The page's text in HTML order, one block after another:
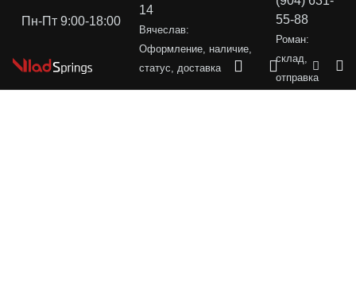
Пн-Пт 9:00-18:00
14
Вячеслав:
Оформление, наличие,
статус, доставка
55-88
Роман:
склад,
отправка